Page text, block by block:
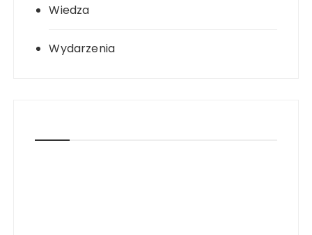
Wiedza
Wydarzenia